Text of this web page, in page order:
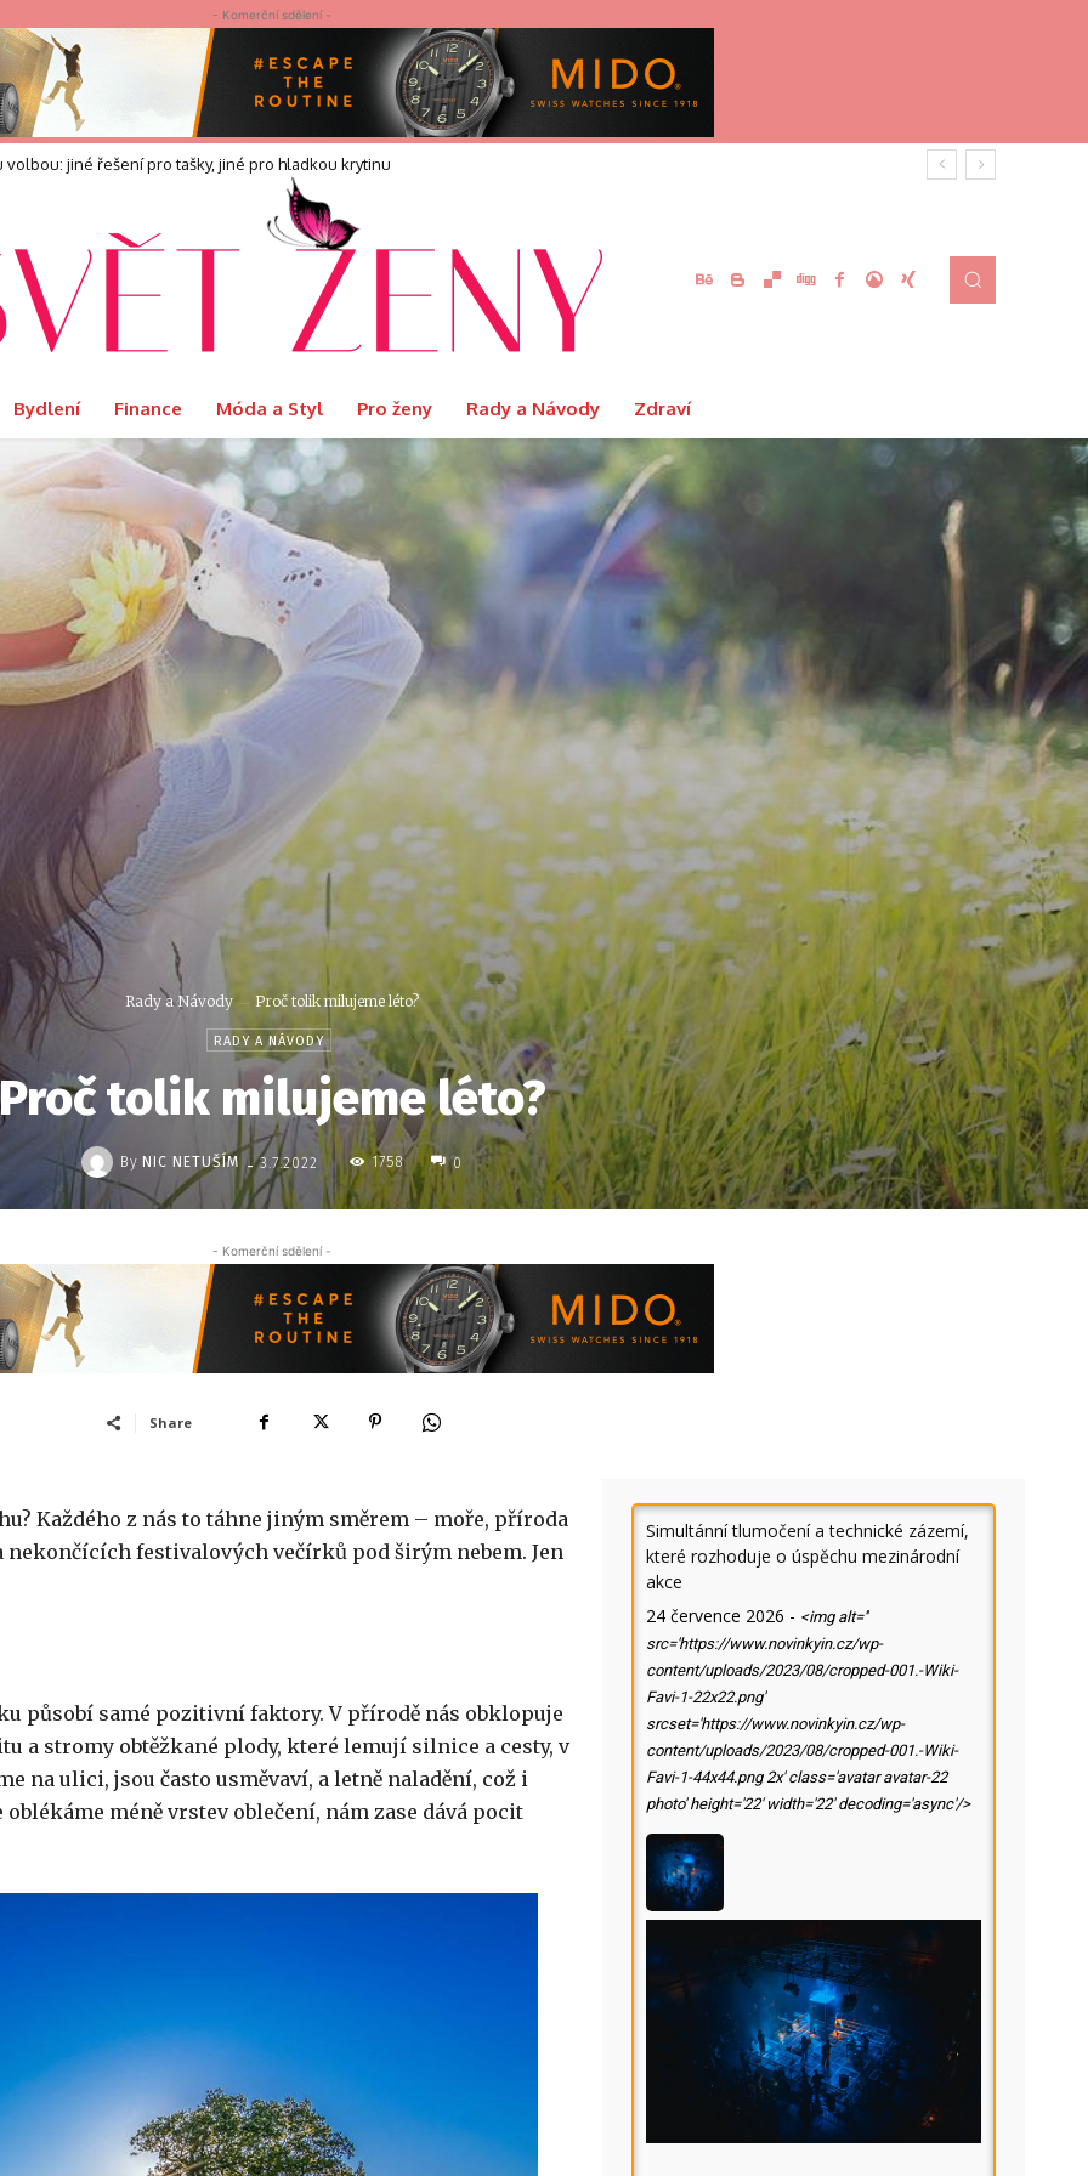
- Komerční sdělení -
jiné řešení pro tašky, jiné pro hladkou krytinu
Bydlení Finance Móda a Styl Pro ženy Rady a Návody Zdraví
Rady a Návody Proč tolik milujeme léto?
RADY A NÁVODY
tolik milujeme léto?
By NIC NETUŠÍM - 3.7.2022 1758 0
- Komerční sdělení -
Share
Každého z nás to táhne jiným směrem – moře, příroda
festivalových večírků pod širým nebem. Jen
působí samé pozitivní faktory. V přírodě nás obklopuje
a stromy obtěžkané plody, které lemují silnice a cesty, v
na ulici, jsou často usměvaví, a letně naladění, což i
méně vrstev oblečení, nám zase dává pocit
Simultánní tlumočení a technické zázemí,
které rozhoduje o úspěchu mezinárodní
akce
24 července 2026 - <img alt=''
src='https://www.novinkyin.cz/wp-
content/uploads/2023/08/cropped-001.-Wiki-
Favi-1-22x22.png'
srcset='https://www.novinkyin.cz/wp-
content/uploads/2023/08/cropped-001.-Wiki-
Favi-1-44x44.png 2x' class='avatar avatar-22
photo' height='22' width='22' decoding='async'/>